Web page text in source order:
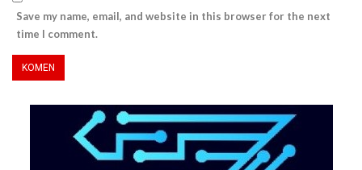
Save my name, email, and website in this browser for the next
time I comment.